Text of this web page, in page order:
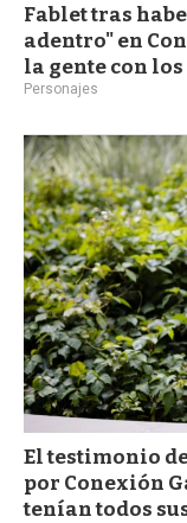
Fablet tras
adentro" en
la gente con
Personajes
El testimonio
por Conexión
tenían todos